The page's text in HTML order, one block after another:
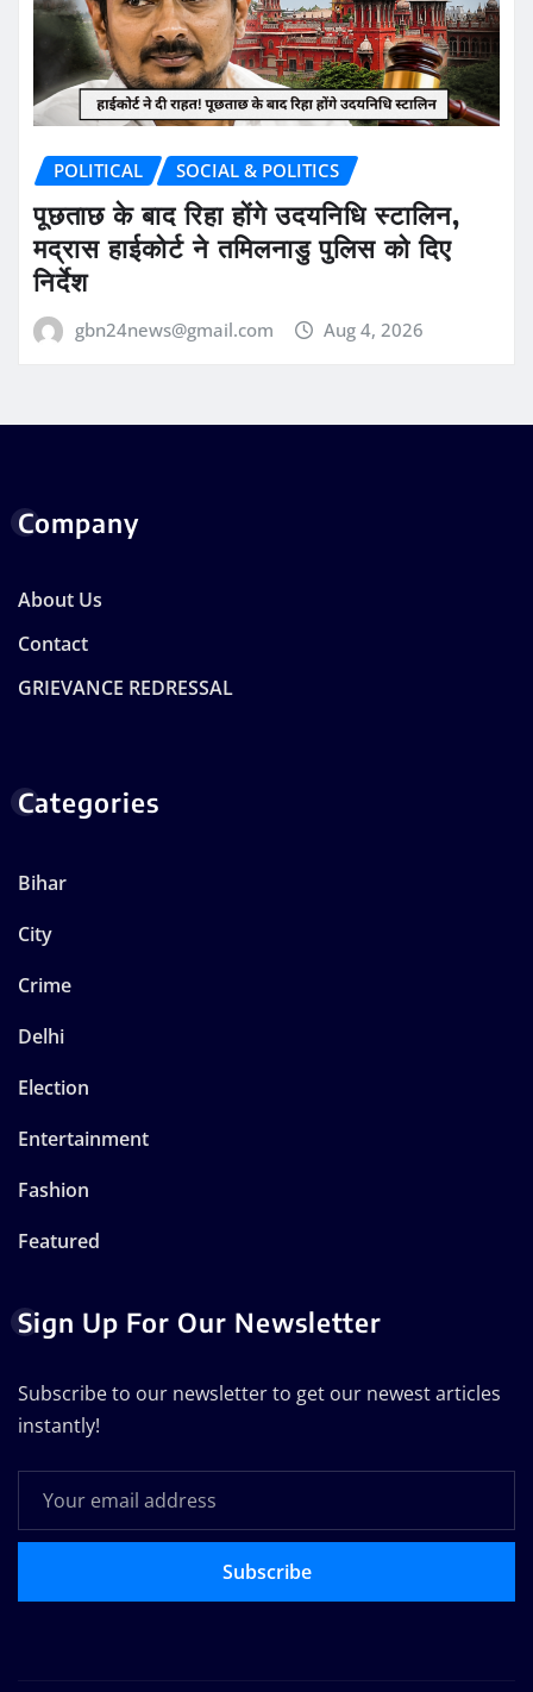
POLITICAL SOCIAL & POLITICS
पूछताछ के बाद रिहा होंगे उदयनिधि स्टालिन,
मद्रास हाईकोर्ट ने तमिलनाडु पुलिस को दिए
निर्देश
gbn24news@gmail.com Aug 4, 2026
Company
About Us
Contact
GRIEVANCE REDRESSAL
Categories
Bihar
City
Crime
Delhi
Election
Entertainment
Fashion
Featured
Sign Up For Our Newsletter
Subscribe to our newsletter to get our newest articles
instantly!
Subscribe